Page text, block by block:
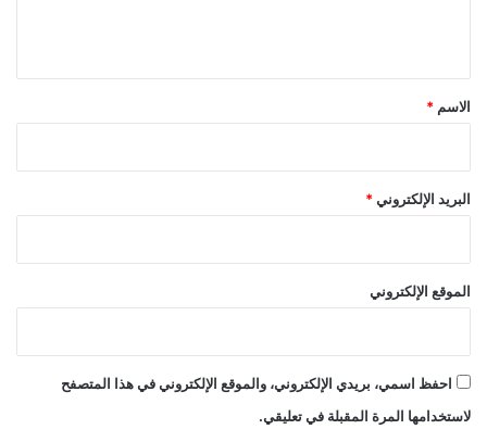
*
الاسم *
البريد الإلكتروني *
الموقع الإلكتروني
احفظ اسمي، بريدي الإلكتروني، والموقع الإلكتروني في هذا المتصفح
لاستخدامها المرة المقبلة في تعليقي.